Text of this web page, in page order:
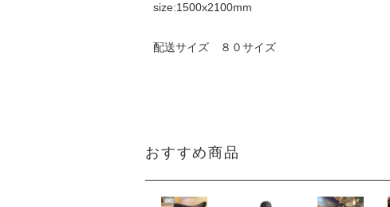
size:1500x2100mm
配送サイズ ８０サイズ
おすすめ商品